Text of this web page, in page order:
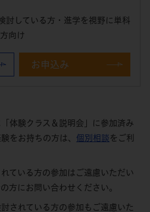
討している方・進学を視野に単科
向け
お申込み
体験クラス＆説明会」に参加済み
をお持ちの方は、 個別相談 をご利
ている方の参加はご遠慮いただい
方にお問い合わせください。
されている方の参加もご遠慮いた